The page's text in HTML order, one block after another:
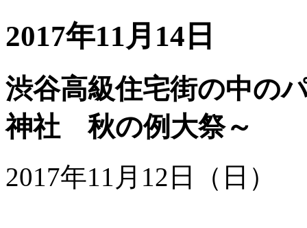
2017年11月14日
渋谷高級住宅街の中の
神社 秋の例大祭～
2017年11月12日（日）